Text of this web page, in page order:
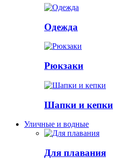
Одежда
Рюкзаки
Шапки и кепки
Уличные и водные
Для плавания